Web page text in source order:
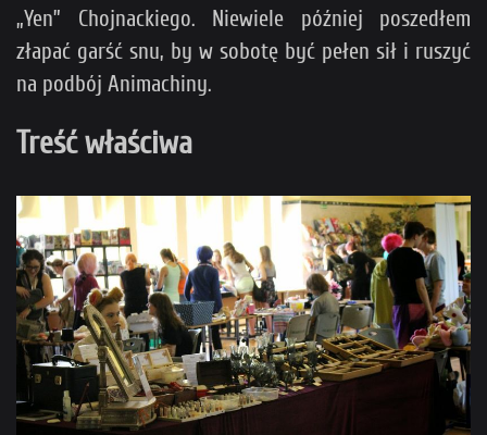
„Yen” Chojnackiego. Niewiele później poszedłem
złapać garść snu, by w sobotę być pełen sił i ruszyć
na podbój Animachiny.
Treść właściwa